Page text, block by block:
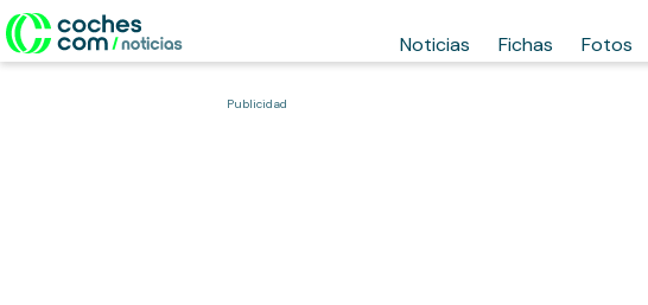
Noticias Fichas Fotos
Publicidad